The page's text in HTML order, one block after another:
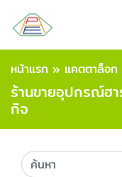
หน้าแรก » แคตตาล็อก
ร้านขายอุปกรณ์ฮ
กิจ